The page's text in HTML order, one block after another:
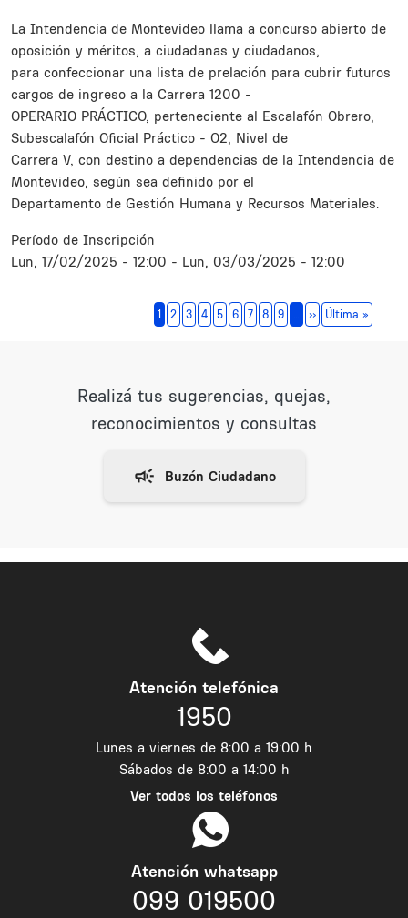
Resumen
La Intendencia de Montevideo llama a concurso abierto de
oposición y méritos, a ciudadanas y ciudadanos,
para confeccionar una lista de prelación para cubrir futuros
cargos de ingreso a la Carrera 1200 -
OPERARIO PRÁCTICO, perteneciente al Escalafón Obrero,
Subescalafón Oficial Práctico - O2, Nivel de
Carrera V, con destino a dependencias de la Intendencia de
Montevideo, según sea definido por el
Departamento de Gestión Humana y Recursos Materiales.
Período de Inscripción
Lun, 17/02/2025 - 12:00 - Lun, 03/03/2025 - 12:00
1 2 3 4 5 6 7 8 9 ››Siguiente página
Última »
Realizá tus sugerencias, quejas,
reconocimientos y consultas
Atención telefónica
1950
Lunes a viernes de 8:00 a 19:00 h
Sábados de 8:00 a 14:00 h
Ver todos los teléfonos
Atención whatsapp
099 019500